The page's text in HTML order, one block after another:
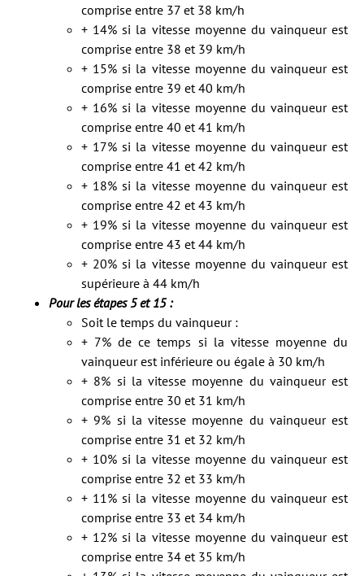
comprise entre 37 et 38 km/h
+ 14% si la vitesse moyenne du vainqueur est
comprise entre 38 et 39 km/h
+ 15% si la vitesse moyenne du vainqueur est
comprise entre 39 et 40 km/h
+ 16% si la vitesse moyenne du vainqueur est
comprise entre 40 et 41 km/h
+ 17% si la vitesse moyenne du vainqueur est
comprise entre 41 et 42 km/h
+ 18% si la vitesse moyenne du vainqueur est
comprise entre 42 et 43 km/h
+ 19% si la vitesse moyenne du vainqueur est
comprise entre 43 et 44 km/h
+ 20% si la vitesse moyenne du vainqueur est
supérieure à 44 km/h
Pour les étapes 5 et 15 :
Soit le temps du vainqueur :
+ 7% de ce temps si la vitesse moyenne du
vainqueur est inférieure ou égale à 30 km/h
+ 8% si la vitesse moyenne du vainqueur est
comprise entre 30 et 31 km/h
+ 9% si la vitesse moyenne du vainqueur est
comprise entre 31 et 32 km/h
+ 10% si la vitesse moyenne du vainqueur est
comprise entre 32 et 33 km/h
+ 11% si la vitesse moyenne du vainqueur est
comprise entre 33 et 34 km/h
+ 12% si la vitesse moyenne du vainqueur est
comprise entre 34 et 35 km/h